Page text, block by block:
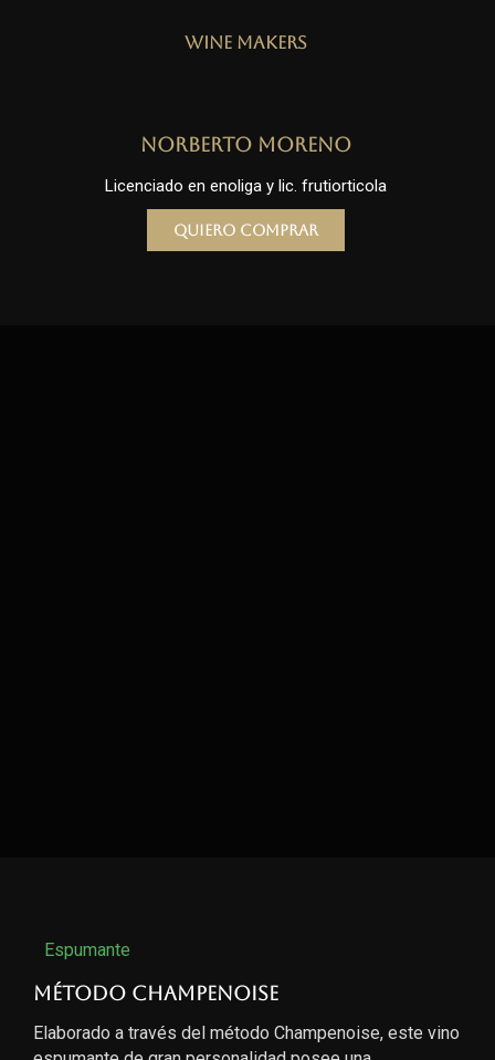
Wine Makers
Norberto Moreno
Licenciado en enoliga y lic. frutiorticola
Quiero comprar
Espumante
Método Champenoise
Elaborado a través del método Champenoise, este vino